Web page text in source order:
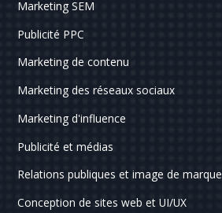
Marketing SEM
Publicité PPC
Marketing de contenu
Marketing des réseaux sociaux
Marketing d'influence
Publicité et médias
Relations publiques et image de marque
Conception de sites web et UI/UX